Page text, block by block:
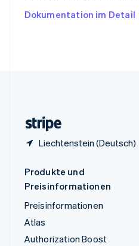
Dokumentation im Detail
Liechtenstein (Deutsch)
English
Produkte und
Preisinformationen
Preisinformationen
Atlas
Authorization Boost